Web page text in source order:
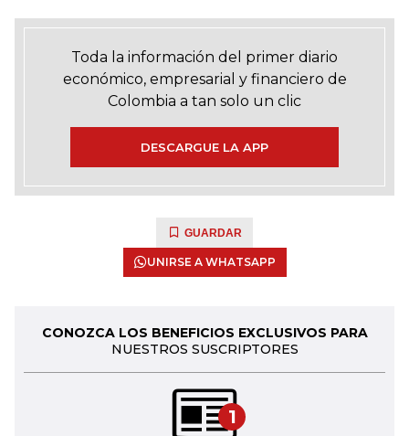
Toda la información del primer diario
económico, empresarial y financiero de
Colombia a tan solo un clic
DESCARGUE LA APP
GUARDAR
UNIRSE A WHATSAPP
CONOZCA LOS BENEFICIOS EXCLUSIVOS PARA
NUESTROS SUSCRIPTORES
1